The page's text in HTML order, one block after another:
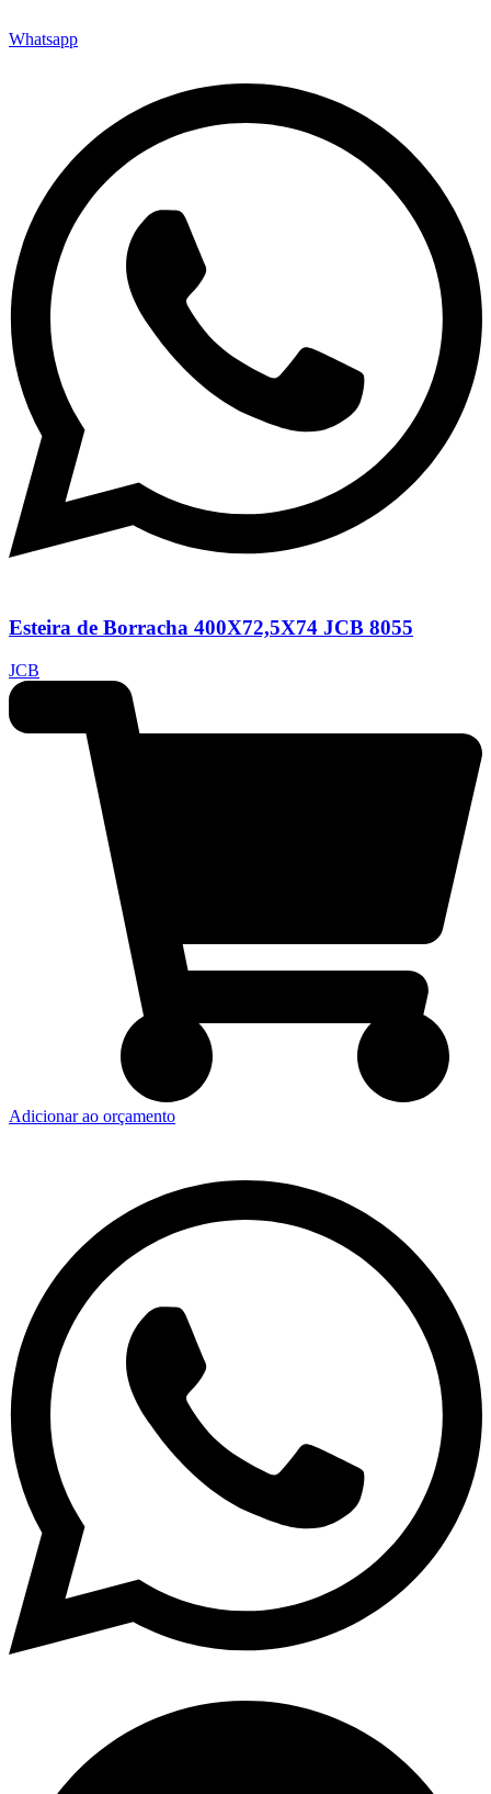
Whatsapp
Esteira de Borracha 400X72,5X74 JCB 8055
JCB
Adicionar ao orçamento